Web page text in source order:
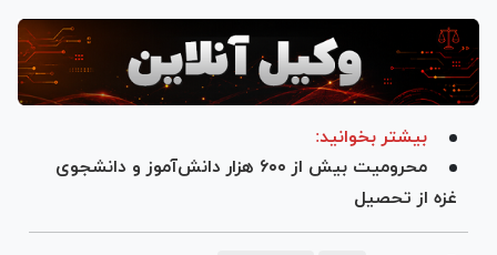
بیشتر بخوانید:
محرومیت بیش از ۶۰۰ هزار دانش‌آموز و دانشجوی
غزه از تحصیل